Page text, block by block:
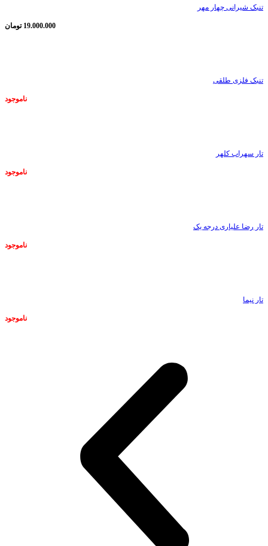
تنبک شیرانی چهار مهر
19.000.000 تومان
تنبک فلزی طلقی
ناموجود
تار سهراب کلهر
ناموجود
تار رضا علیاری درجه یک
ناموجود
تار نیما
ناموجود